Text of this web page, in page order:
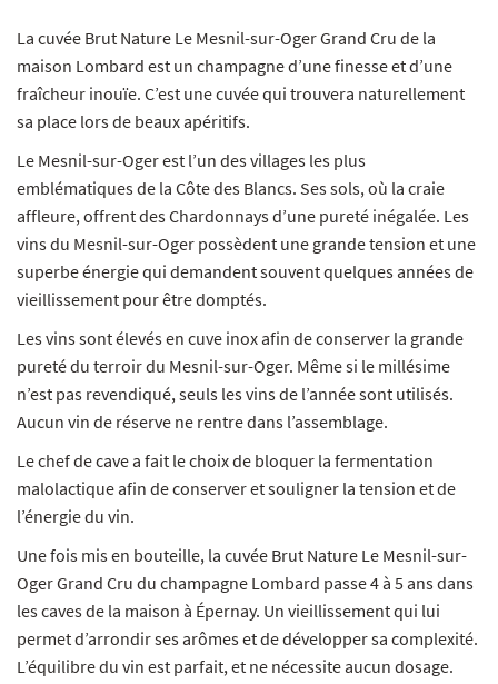
La cuvée Brut Nature Le Mesnil-sur-Oger Grand Cru de la
maison Lombard est un champagne d’une finesse et d’une
fraîcheur inouïe. C’est une cuvée qui trouvera naturellement
sa place lors de beaux apéritifs.
Le Mesnil-sur-Oger est l’un des villages les plus
emblématiques de la Côte des Blancs. Ses sols, où la craie
affleure, offrent des Chardonnays d’une pureté inégalée. Les
vins du Mesnil-sur-Oger possèdent une grande tension et une
superbe énergie qui demandent souvent quelques années de
vieillissement pour être domptés.
Les vins sont élevés en cuve inox afin de conserver la grande
pureté du terroir du Mesnil-sur-Oger. Même si le millésime
n’est pas revendiqué, seuls les vins de l’année sont utilisés.
Aucun vin de réserve ne rentre dans l’assemblage.
Le chef de cave a fait le choix de bloquer la fermentation
malolactique afin de conserver et souligner la tension et de
l’énergie du vin.
Une fois mis en bouteille, la cuvée Brut Nature Le Mesnil-sur-
Oger Grand Cru du champagne Lombard passe 4 à 5 ans dans
les caves de la maison à Épernay. Un vieillissement qui lui
permet d’arrondir ses arômes et de développer sa complexité.
L’équilibre du vin est parfait, et ne nécessite aucun dosage.